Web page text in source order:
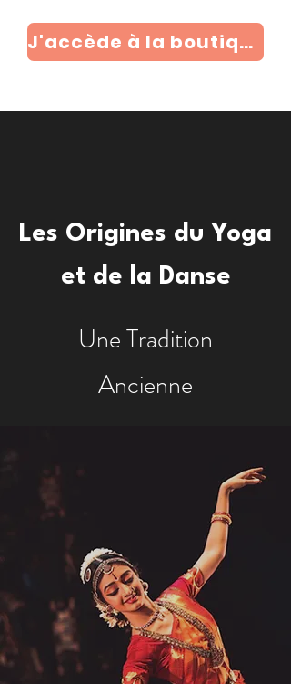
J'accède à la boutique
Les Origines du Yoga
et de la Danse
Une Tradition
Ancienne